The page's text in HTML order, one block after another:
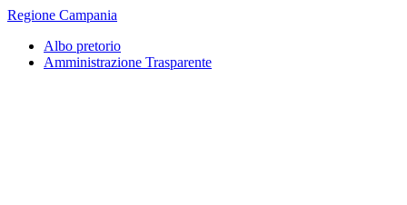
Regione Campania
Albo pretorio
Amministrazione Trasparente